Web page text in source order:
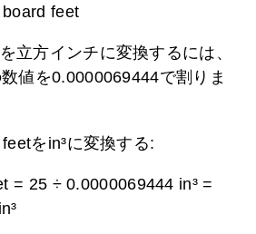
feet
立方インチに変換するには、
値を0.0000069444で割りま
をin³に変換する:
= 25 ÷ 0.0000069444 in³ =